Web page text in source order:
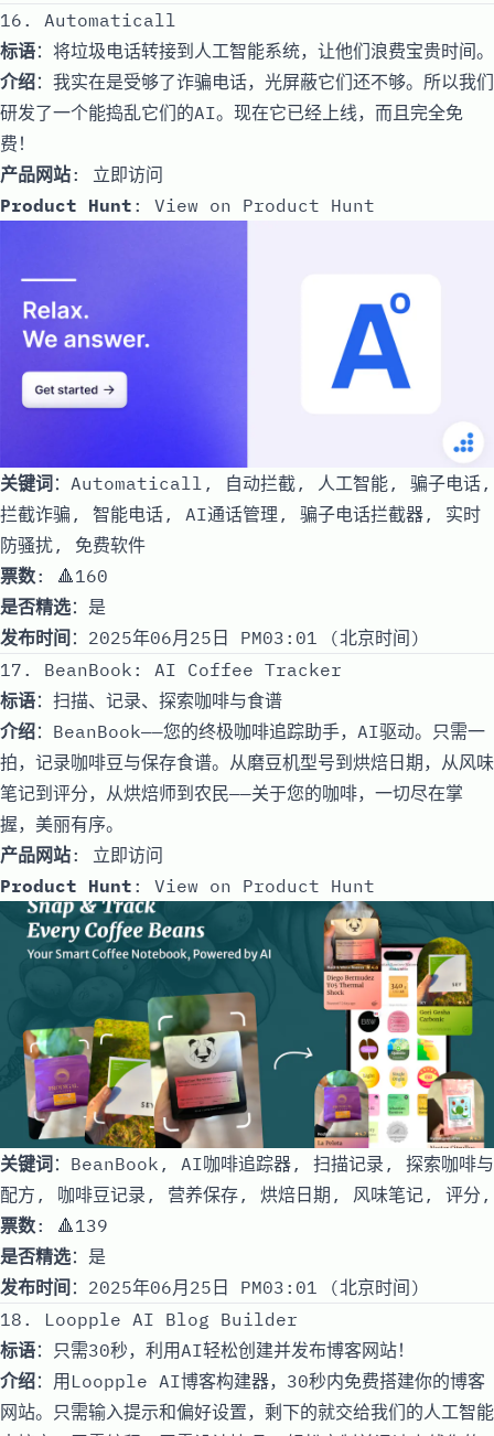
16. Automaticall
标语：将垃圾电话转接到人工智能系统，让他们浪费宝贵时间。
介绍：我实在是受够了诈骗电话，光屏蔽它们还不够。所以我们
研发了一个能捣乱它们的AI。现在它已经上线，而且完全免
费！
产品网站: 立即访问
Product Hunt : View on Product Hunt
关键词：Automaticall, 自动拦截, 人工智能, 骗子电话,
拦截诈骗, 智能电话, AI通话管理, 骗子电话拦截器, 实时
防骚扰, 免费软件
票数: 🔺160
是否精选：是
发布时间 ：2025年06月25日 PM03:01 (北京时间)
17. BeanBook: AI Coffee Tracker
标语：扫描、记录、探索咖啡与食谱
介绍：BeanBook——您的终极咖啡追踪助手，AI驱动。只需一
拍，记录咖啡豆与保存食谱。从磨豆机型号到烘焙日期，从风味
笔记到评分，从烘焙师到农民——关于您的咖啡，一切尽在掌
握，美丽有序。
产品网站: 立即访问
Product Hunt : View on Product Hunt
关键词：BeanBook, AI咖啡追踪器, 扫描记录, 探索咖啡与
配方, 咖啡豆记录, 营养保存, 烘焙日期, 风味笔记, 评分,
票数: 🔺139
是否精选：是
发布时间 ：2025年06月25日 PM03:01 (北京时间)
18. Loopple AI Blog Builder
标语：只需30秒，利用AI轻松创建并发布博客网站！
介绍：用Loopple AI博客构建器，30秒内免费搭建你的博客
网站。只需输入提示和偏好设置，剩下的就交给我们的人工智能